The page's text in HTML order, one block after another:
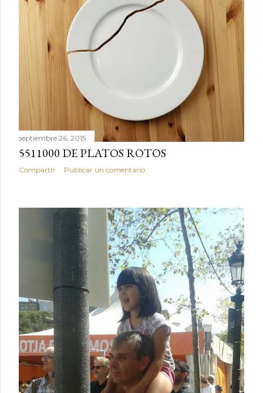
septiembre 26, 2015
5511000 DE PLATOS ROTOS
Compartir Publicar un comentario